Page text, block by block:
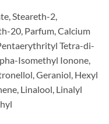
Steareth-2,
20, Parfum, Calcium
Tetra-di-
Isomethyl Ionone,
Geraniol, Hexyl
Linalool, Linalyl